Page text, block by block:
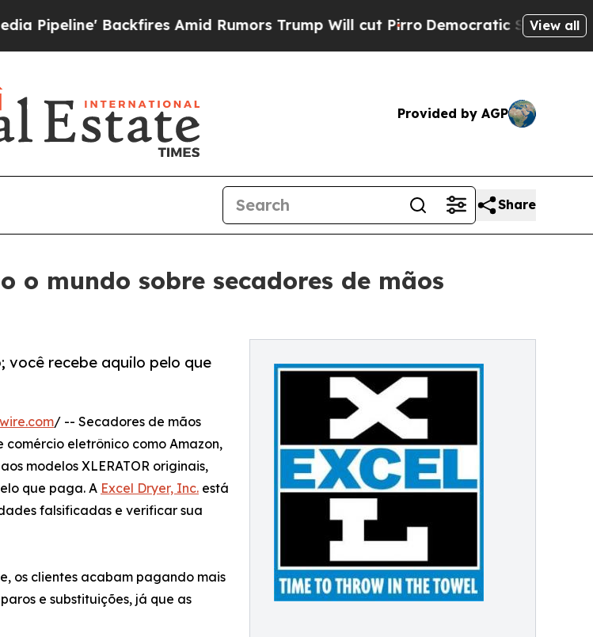
Backfires Amid Rumors Trump Will cut Pirro Democratic Socialists ofView all
Provided by AGP
Share
o mundo sobre secadores de mãos
você recebe aquilo pelo que
/ -- Secadores de mãos
eletrônico como Amazon,
modelos XLERATOR originais,
que paga. A Excel Dryer, Inc. está
falsificadas e verificar sua
os clientes acabam pagando mais
e substituições, já que as